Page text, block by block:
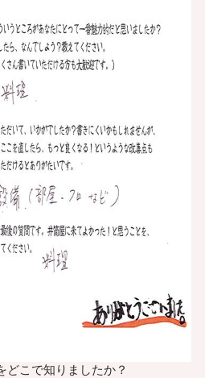
どこで知りましたか？